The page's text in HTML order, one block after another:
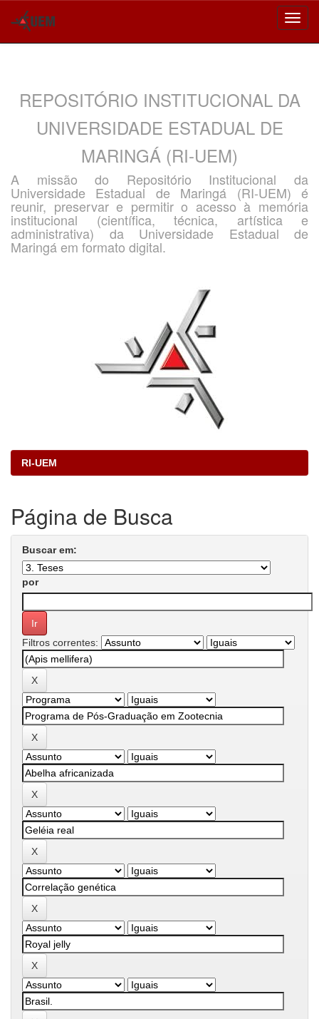
REPOSITÓRIO INSTITUCIONAL DA
UNIVERSIDADE ESTADUAL DE
MARINGÁ (RI-UEM)
A missão do Repositório Institucional da
Universidade Estadual de Maringá (RI-UEM) é
reunir, preservar e permitir o acesso à memória
institucional (científica, técnica, artística e
administrativa) da Universidade Estadual de
Maringá em formato digital.
RI-UEM
Página de Busca
Buscar em:
por
Filtros correntes: